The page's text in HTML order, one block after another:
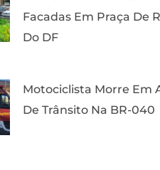
Facadas Em Praça De
Do DF
Motociclista Morre Em
De Trânsito Na BR-040